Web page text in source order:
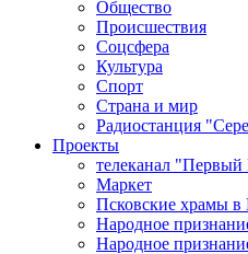
Общество
Происшествия
Соцсфера
Культура
Спорт
Страна и мир
Радиостанция
Проекты
телеканал
Маркет
Псковские храмы
Народное
Народное